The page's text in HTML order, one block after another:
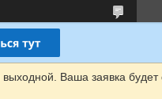
Ваша заявка